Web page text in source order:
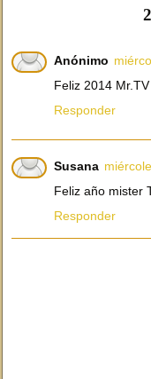
Anónimo
Feliz 2014
Responder
Susana
Feliz año mister
Responder